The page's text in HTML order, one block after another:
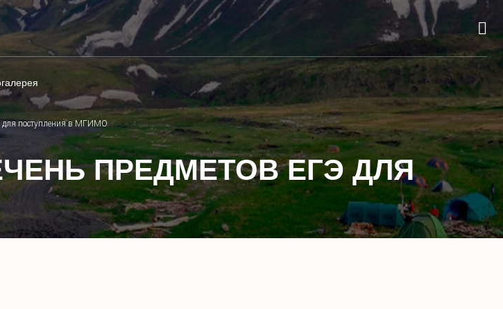
для поступления в МГИМО
ПРЕДМЕТОВ ЕГЭ ДЛЯ